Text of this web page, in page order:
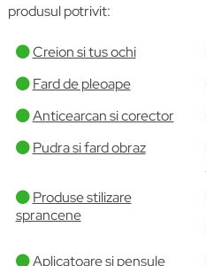
produsul potrivit:
Creion si tus ochi
Fard de pleoape
Anticearcan si corector
Pudra si fard obraz
Produse stilizare
sprancene
Aplicatoare si pensule